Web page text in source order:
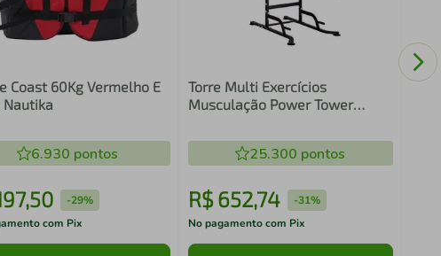
Coast 60Kg Vermelho E
Nautika
6.930 pontos
,50 -29%
com Pix
Torre Multi Exercícios
Musculação Power Tower
(GTM01FE01A-PT)
25.300 pontos
R$ 652,74 -31%
No pagamento com Pix